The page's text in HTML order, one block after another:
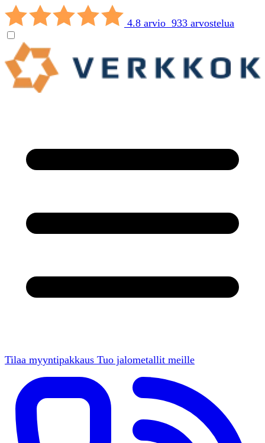
4.8 arvio 933 arvostelua
Tilaa myyntipakkaus Tuo jalometallit meille